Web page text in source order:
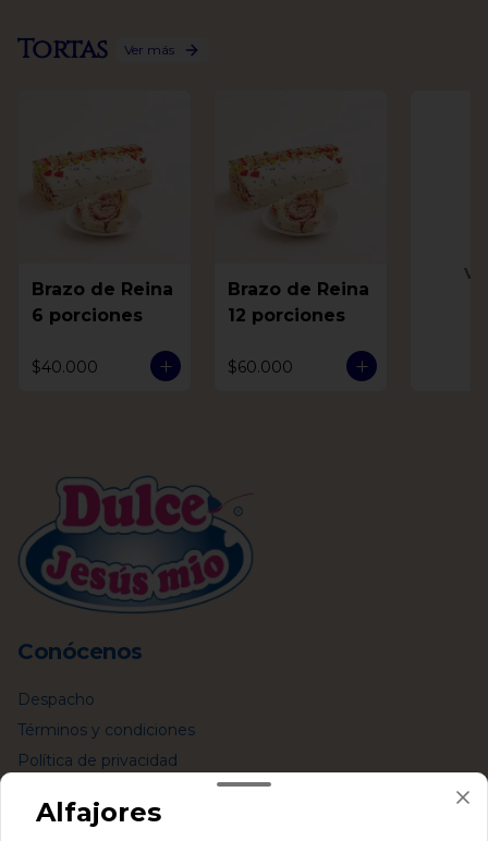
Tortas Ver más
Brazo de Reina
6 porciones
$40.000
Brazo de Reina
12 porciones
$60.000
Conócenos
Despacho
Términos y condiciones
Política de privacidad
Redes sociales
Alfajores